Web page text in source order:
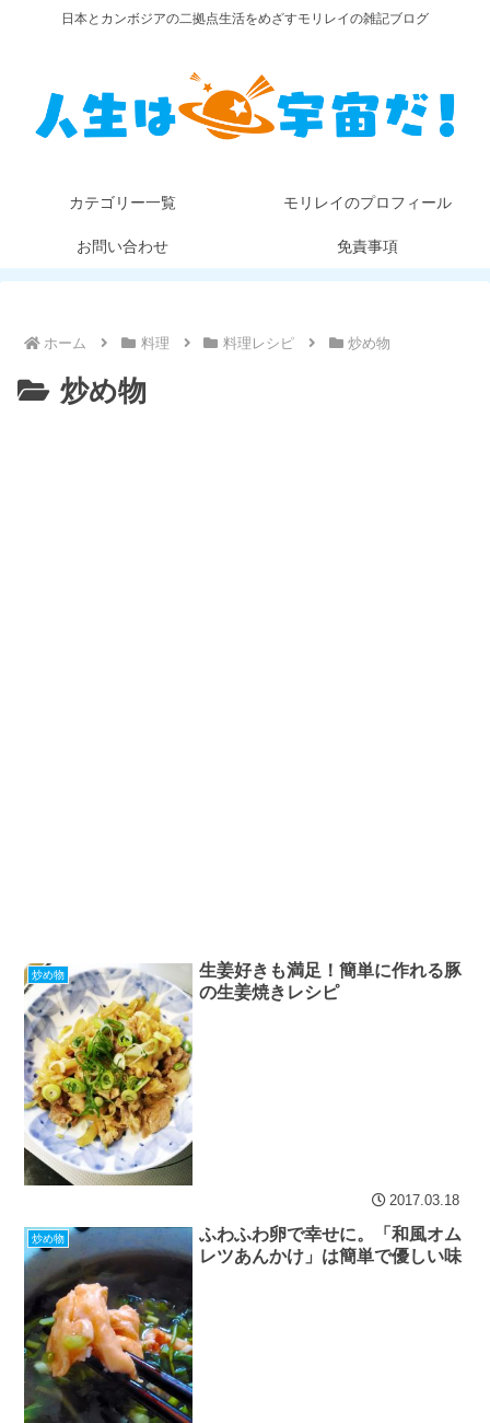
日本とカンボジアの二拠点生活をめざすモリレイの雑記ブログ
カテゴリー一覧 モリレイのプロフィール
お問い合わせ 免責事項
ホーム 料理 料理レシピ 炒め物
炒め物
炒め物
生姜好きも満足！簡単に作れる豚
の生姜焼きレシピ
2017.03.18
炒め物
ふわふわ卵で幸せに。「和風オム
レツあんかけ」は簡単で優しい味